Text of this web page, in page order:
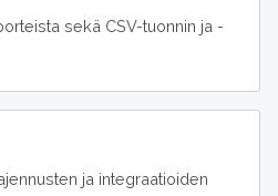
sekä CSV-tuonnin ja -
ja integraatioiden